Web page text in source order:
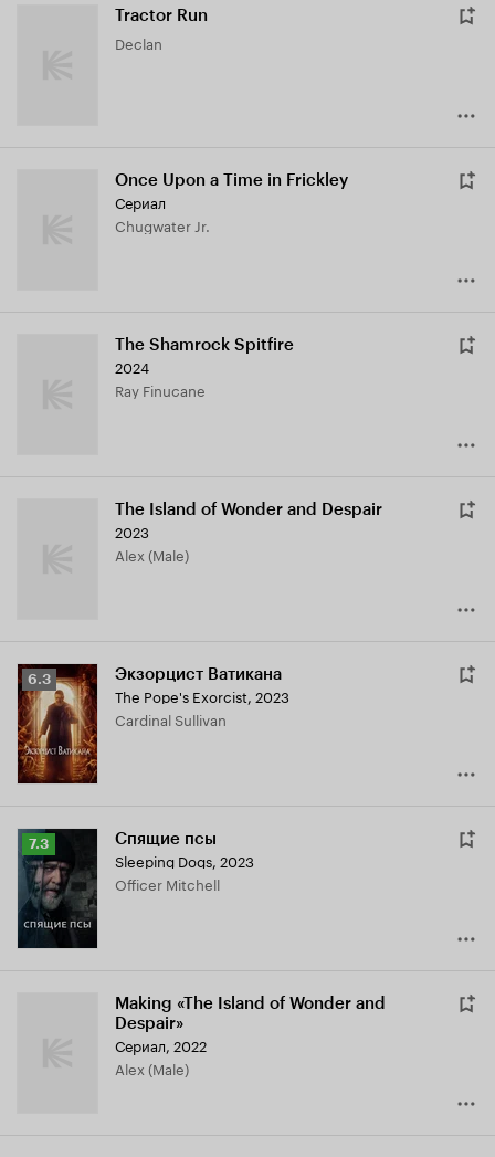
Tractor Run
Declan
Once Upon a Time in Frickley
Сериал
Chugwater Jr.
The Shamrock Spitfire
2024
Ray Finucane
The Island of Wonder and Despair
2023
Alex (Male)
Рейтинг
Кинопоиска
6.3
6.3 Экзорцист Ватикана
The Pope's Exorcist, 2023
Cardinal Sullivan
Рейтинг
Кинопоиска
7.3
7.3 Спящие псы
Sleeping Dogs, 2023
Officer Mitchell
Making «The Island of Wonder and
Despair»
Сериал, 2022
Alex (Male)